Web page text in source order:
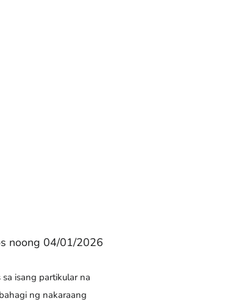
noong 04/01/2026
isang partikular na
ng nakaraang